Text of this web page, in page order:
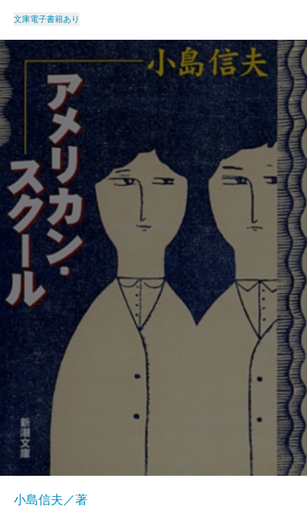
文庫電子書籍あり
小島信夫／著